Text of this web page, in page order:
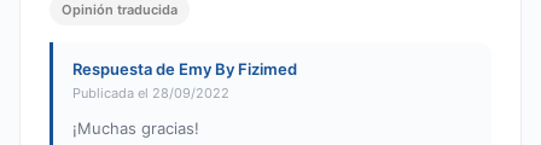
Opinión traducida
Respuesta de Emy By Fizimed
Publicada el 28/09/2022
¡Muchas gracias!